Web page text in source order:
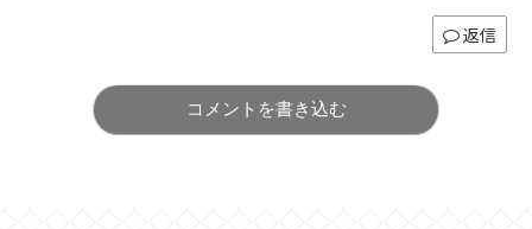
返信
コメントを書き込む